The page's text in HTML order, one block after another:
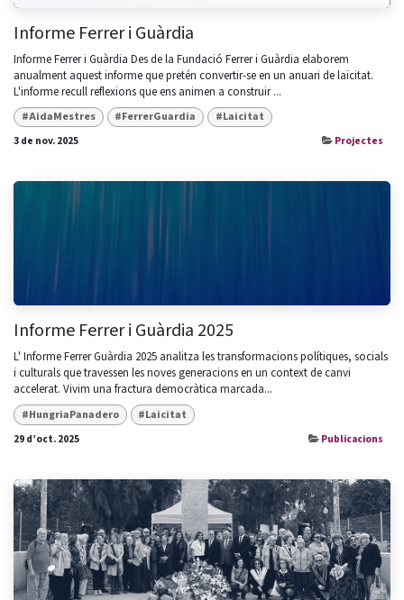
Informe Ferrer i Guàrdia
Informe Ferrer i Guàrdia Des de la Fundació Ferrer i Guàrdia elaborem
anualment aquest informe que pretén convertir-se en un anuari de laïcitat.
L'informe recull reflexions que ens animen a construir ...
#AidaMestres #FerrerGuardia
#Laicitat
3 de nov. 2025
Projectes
Informe Ferrer i Guàrdia 2025
L' Informe Ferrer Guàrdia 2025 analitza les transformacions polítiques, socials
i culturals que travessen les noves generacions en un context de canvi
accelerat. Vivim una fractura democràtica marcada...
#HungriaPanadero
#Laicitat
29 d’oct. 2025
Publicacions